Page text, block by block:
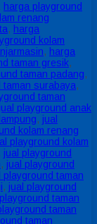
harga playground
renang
, harga
kolam
, harga
taman gresik,
taman padang,
taman surabaya,
taman
jual playground anak
, jual
kolam renang
playground kolam
jual playground
, jual playground
playground taman
, jual playground
taman
taman
taman